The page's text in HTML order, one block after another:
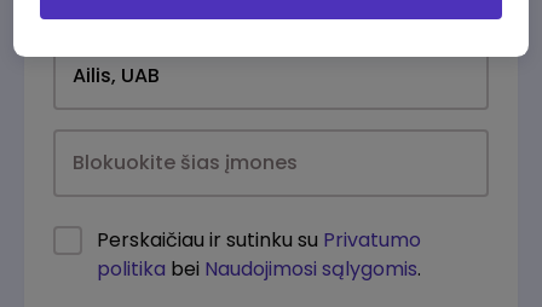
Perskaičiau ir sutinku su Privatumo
politika bei Naudojimosi sąlygomis.